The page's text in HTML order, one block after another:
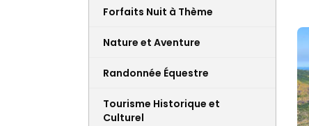
Forfaits Nuit à Thème
Nature et Aventure
Randonnée Équestre
Tourisme Historique et
Culturel